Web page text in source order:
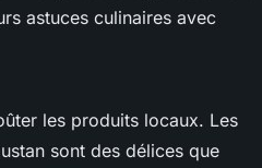
astuces culinaires avec
les produits locaux. Les
sont des délices que